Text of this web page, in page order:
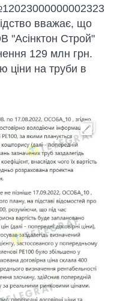
вважає, що
"Асінктон Строй"
129 млн грн.
ціни на труби в